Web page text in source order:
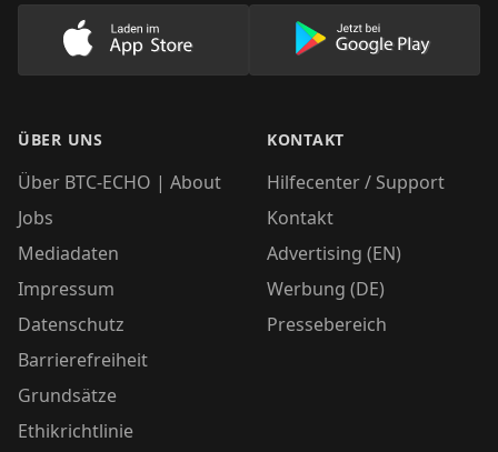
Lade unsere App im AppStore herunter
Lade unsere
ÜBER UNS
Über BTC-ECHO | About
Jobs
Mediadaten
Impressum
Datenschutz
Barrierefreiheit
Grundsätze
Ethikrichtlinie
KONTAKT
Hilfecenter / Support
Kontakt
Advertising (EN)
Werbung (DE)
Pressebereich